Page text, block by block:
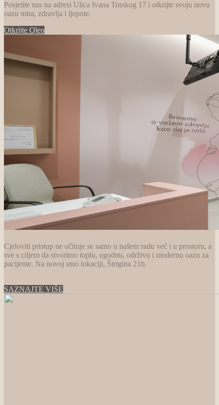
Posjetite nas na adresi Ulica Ivana Trnskog 17 i otkrijte svoju novu
oazu mira, zdravlja i ljepote.
Otkrijte Qleo
Cjeloviti pristup ne očituje se samo u našem radu već i u prostoru, a
sve s ciljem da stvorimo toplu, ugodnu, održivu i modernu oazu za
pacijente. Na novoj smo lokaciji, Štrigina 21b.
SAZNAJTE VIŠE